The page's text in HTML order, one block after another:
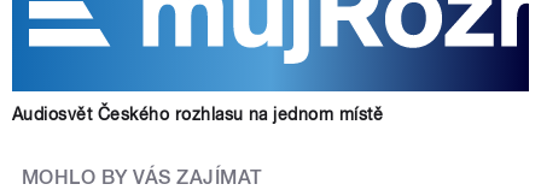
Audiosvět Českého rozhlasu na jednom místě
MOHLO BY VÁS ZAJÍMAT